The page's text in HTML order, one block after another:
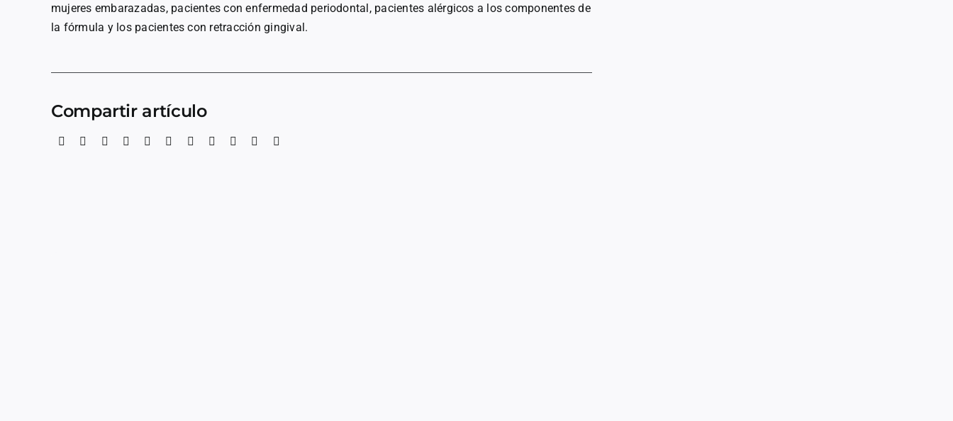
mujeres embarazadas, pacientes con enfermedad periodontal, pacientes alérgicos a los componentes de
la fórmula y los pacientes con retracción gingival.
Compartir artículo